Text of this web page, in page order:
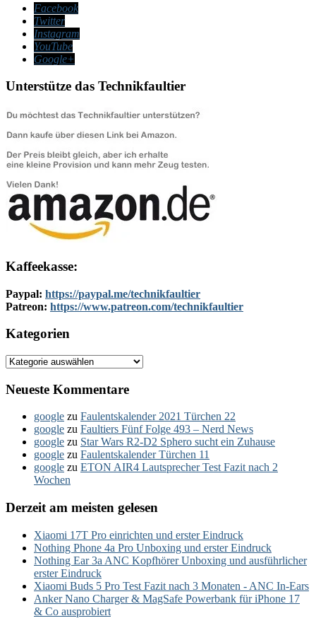
Facebook
Twitter
Instagram
YouTube
Google+
Unterstütze das Technikfaultier
Kaffeekasse:
Paypal: https://paypal.me/technikfaultier
Patreon: https://www.patreon.com/technikfaultier
Kategorien
Kategorien
Neueste Kommentare
google zu Faulentskalender 2021 Türchen 22
google zu Faultiers Fünf Folge 493 – Nerd News
google zu Star Wars R2-D2 Sphero sucht ein Zuhause
google zu Faulentskalender Türchen 11
google zu ETON AIR4 Lautsprecher Test Fazit nach 2
Wochen
Derzeit am meisten gelesen
Xiaomi 17T Pro einrichten und erster Eindruck
Nothing Phone 4a Pro Unboxing und erster Eindruck
Nothing Ear 3a ANC Kopfhörer Unboxing und ausführlicher
erster Eindruck
Xiaomi Buds 5 Pro Test Fazit nach 3 Monaten - ANC In-Ears
Anker Nano Charger & MagSafe Powerbank für iPhone 17
& Co ausprobiert